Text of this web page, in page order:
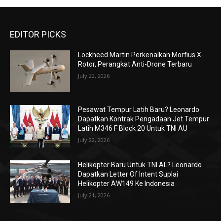
EDITOR PICKS
Lockheed Martin Perkenalkan Morfius X-
Rotor, Perangkat Anti-Drone Terbaru
July 22, 2026
Pesawat Tempur Latih Baru? Leonardo
Dapatkan Kontrak Pengadaan Jet Tempur
Latih M346 F Block 20 Untuk TNI AU
July 22, 2026
Helikopter Baru Untuk TNI AL? Leonardo
Dapatkan Letter Of Intent Suplai
Helikopter AW149 Ke Indonesia
July 21, 2026